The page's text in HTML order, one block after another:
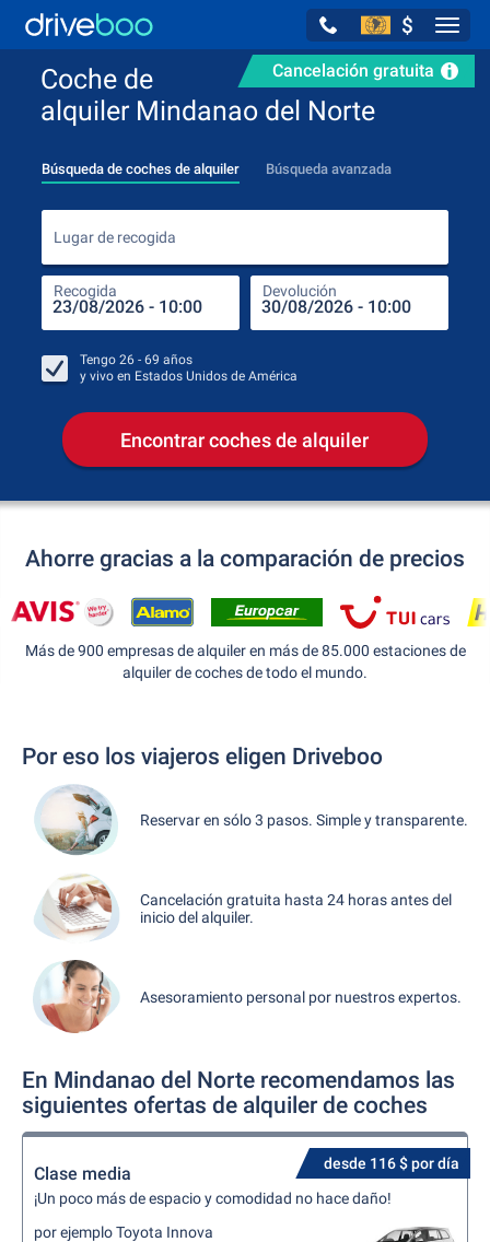
$
Cancelación gratuita
Coche de
alquiler Mindanao del Norte
Búsqueda de coches de alquiler Búsqueda avanzada
Lugar de recogida
Recogida Devolución
Tengo 26 - 69 años
y vivo en Estados Unidos de América
Encontrar coches de alquiler
Ahorre gracias a la comparación de precios
Más de 900 empresas de alquiler en más de 85.000 estaciones de
alquiler de coches de todo el mundo.
Por eso los viajeros eligen Driveboo
Reservar en sólo 3 pasos. Simple y transparente.
Cancelación gratuita hasta 24 horas antes del
inicio del alquiler.
Asesoramiento personal por nuestros expertos.
En Mindanao del Norte recomendamos las
siguientes ofertas de alquiler de coches
desde 116 $ por día
Clase media
¡Un poco más de espacio y comodidad no hace daño!
por ejemplo Toyota Innova